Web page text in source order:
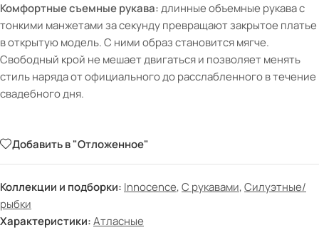
Комфортные съемные рукава:длинные объемные рукава с
тонкими манжетами за секунду превращают закрытое платье
в открытую модель. С ними образ становится мягче.
Свободный крой не мешает двигаться и позволяет менять
стиль наряда от официального до расслабленного в течение
свадебного дня.
Добавить в "Отложенное"
Коллекции и подборки: Innocence,С рукавами,Силуэтные/
рыбки
Характеристики:Атласные